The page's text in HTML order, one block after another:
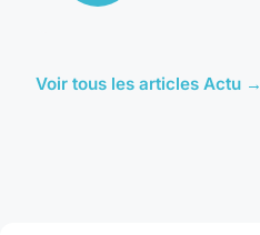
Voir tous les articles Actu →